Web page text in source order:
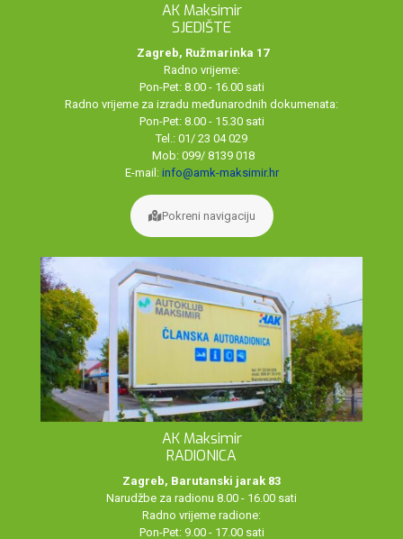
AK Maksimir
SJEDIŠTE
Zagreb, Ružmarinka 17
Radno vrijeme:
Pon-Pet: 8.00 - 16.00 sati
Radno vrijeme za izradu međunarodnih dokumenata:
Pon-Pet: 8.00 - 15.30 sati
Tel.: 01/ 23 04 029
Mob: 099/ 8139 018
E-mail: info@amk-maksimir.hr
Pokreni navigaciju
AK Maksimir
RADIONICA
Zagreb, Barutanski jarak 83
Narudžbe za radionu 8.00 - 16.00 sati
Radno vrijeme radione:
Pon-Pet: 9.00 - 17.00 sati